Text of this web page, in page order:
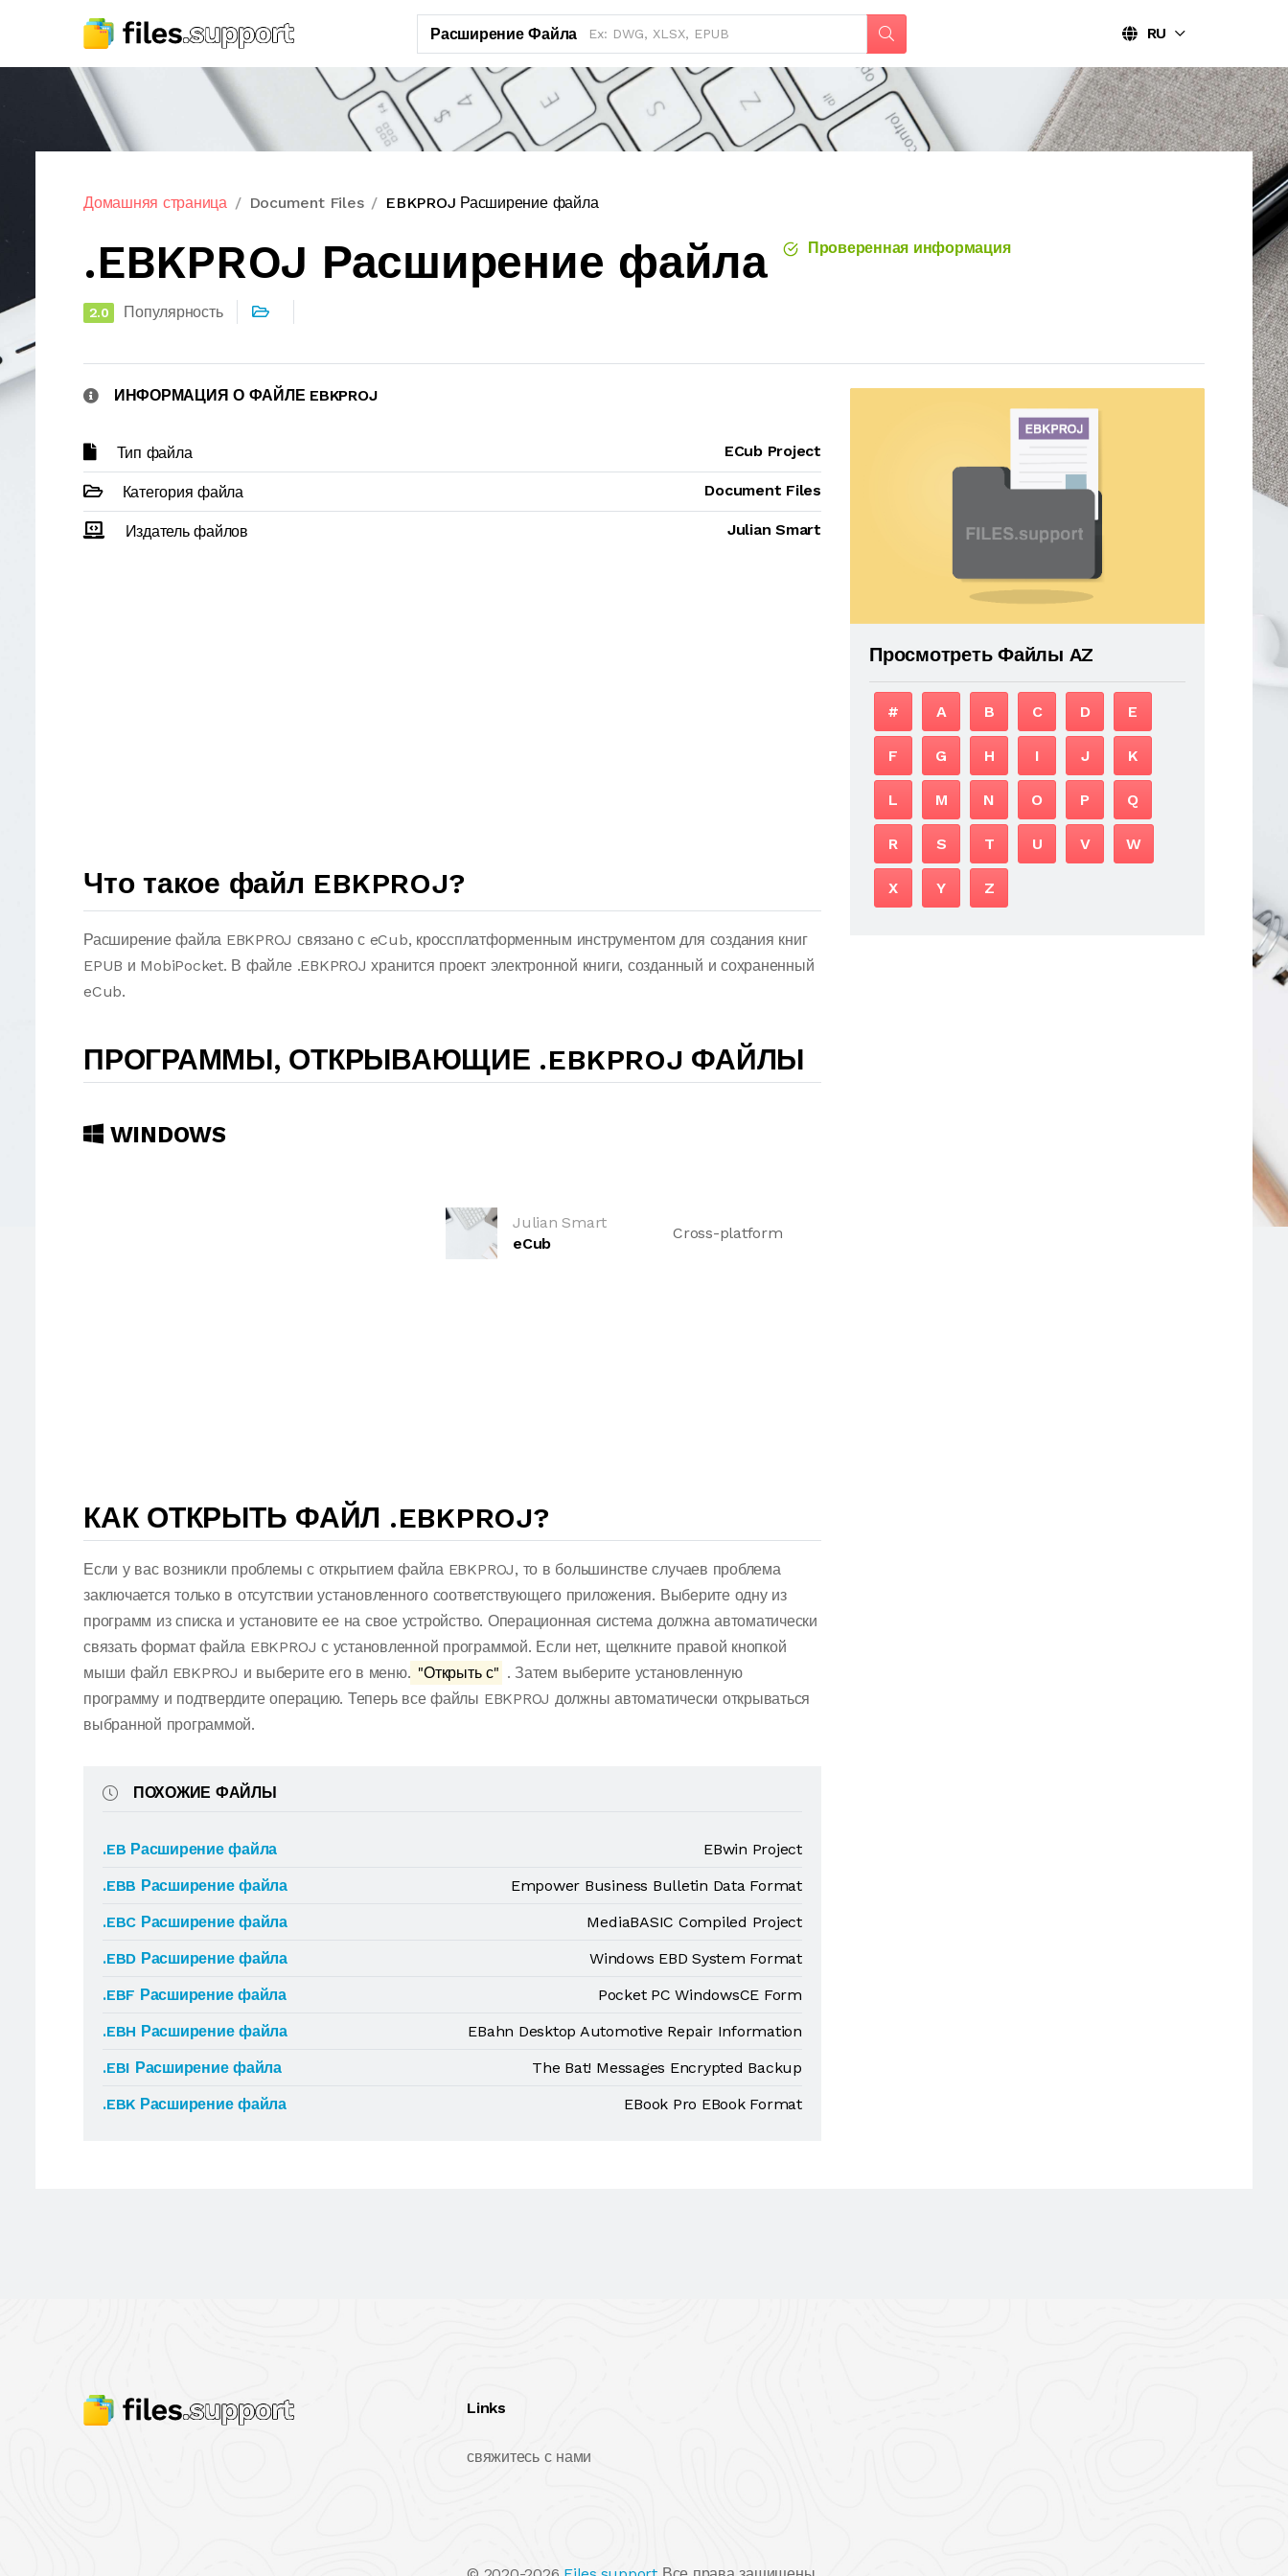
Расширение Файла RU
Домашняя страница Document Files EBKPROJ Расширение файла
.EBKPROJ Расширение файла Проверенная информация
2.0 Популярность
ИНФОРМАЦИЯ О ФАЙЛЕ EBKPROJ
Тип файла ECub Project
Категория файла Document Files
Издатель файлов Julian Smart
Что такое файл EBKPROJ?
Расширение файла EBKPROJ связано с eCub, кроссплатформенным инструментом для создания книг
EPUB и MobiPocket. В файле .EBKPROJ хранится проект электронной книги, созданный и сохраненный
eCub.
ПРОГРАММЫ, ОТКРЫВАЮЩИЕ .EBKPROJ ФАЙЛЫ
WINDOWS
Julian Smart
eCub
Cross-platform
КАК ОТКРЫТЬ ФАЙЛ .EBKPROJ?
Если у вас возникли проблемы с открытием файла EBKPROJ, то в большинстве случаев проблема
заключается только в отсутствии установленного соответствующего приложения. Выберите одну из
программ из списка и установите ее на свое устройство. Операционная система должна автоматически
связать формат файла EBKPROJ с установленной программой. Если нет, щелкните правой кнопкой
мыши файл EBKPROJ и выберите его в меню. "Открыть с" . Затем выберите установленную
программу и подтвердите операцию. Теперь все файлы EBKPROJ должны автоматически открываться
выбранной программой.
ПОХОЖИЕ ФАЙЛЫ
.EB Расширение файла
EBwin Project
.EBB Расширение файла
Empower Business Bulletin Data Format
.EBC Расширение файла
MediaBASIC Compiled Project
.EBD Расширение файла
Windows EBD System Format
.EBF Расширение файла
Pocket PC WindowsCE Form
.EBH Расширение файла
EBahn Desktop Automotive Repair Information
.EBI Расширение файла
The Bat! Messages Encrypted Backup
.EBK Расширение файла
EBook Pro EBook Format
Просмотреть Файлы AZ
# A B C D E
F G H I J K
L M N O P Q
R S T U V W
X Y Z
Links
свяжитесь с нами